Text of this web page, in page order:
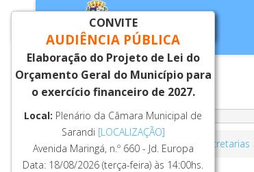
Você está aqui:Página Principal Secretarias
CONVITE
AUDIÊNCIA PÚBLICA
Elaboração do Projeto de Lei do
Orçamento Geral do Município para
o exercício financeiro de 2027.
Local: Plenário da Câmara Municipal de
Sarandi [LOCALIZAÇÃO]
Avenida Maringá, n.º 660 - Jd. Europa
Data: 18/08/2026 (terça-feira) às 14:00hs.